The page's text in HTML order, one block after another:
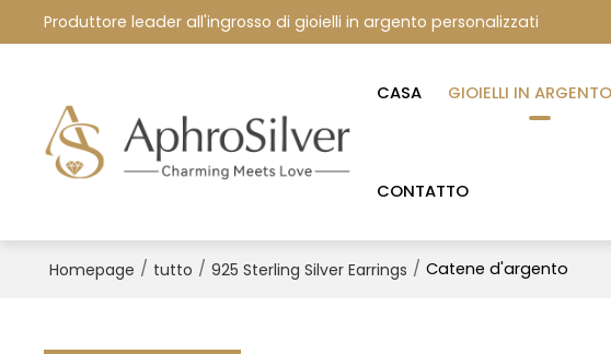
Produttore leader all'ingrosso di gioielli in argento personalizzati
CASA GIOIELLI IN ARGENTO
CONTATTO
Homepage / tutto / 925 Sterling Silver Earrings / Catene d'argento